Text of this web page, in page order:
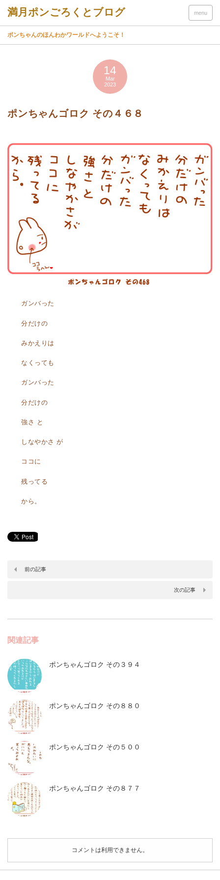
menu
ポンちゃんのほんわかワールドへようこそ！
14
Mar
2023
ポンちゃんゴロク その４６８
ガンバった
分だけの
みかえりは
なくっても
ガンバった
分だけの
強さ と
しなやかさ が
ココに
残ってる
から。
前の記事
次の記事
関連記事
ポンちゃんゴロク その３９４
ポンちゃんゴロク その８８０
ポンちゃんゴロク その５００
ポンちゃんゴロク その８７７
コメントは利用できません。